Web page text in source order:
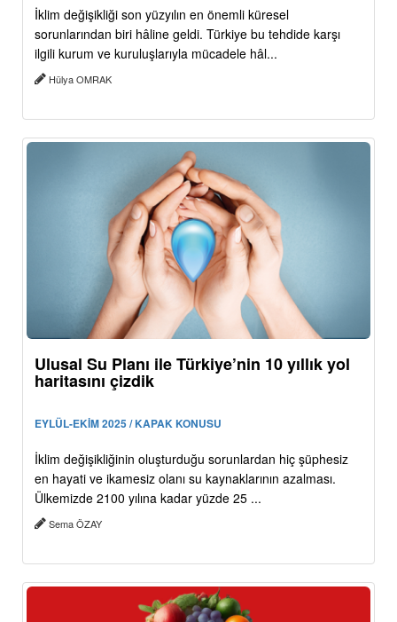
İklim değişikliği son yüzyılın en önemli küresel
sorunlarından biri hâline geldi. Türkiye bu tehdide karşı
ilgili kurum ve kuruluşlarıyla mücadele hâl...
Hülya OMRAK
Ulusal Su Planı ile Türkiye’nin 10 yıllık yol
haritasını çizdik
EYLÜL-EKİM 2025 / KAPAK KONUSU
İklim değişikliğinin oluşturduğu sorunlardan hiç şüphesiz
en hayati ve ikamesiz olanı su kaynaklarının azalması.
Ülkemizde 2100 yılına kadar yüzde 25 ...
Sema ÖZAY